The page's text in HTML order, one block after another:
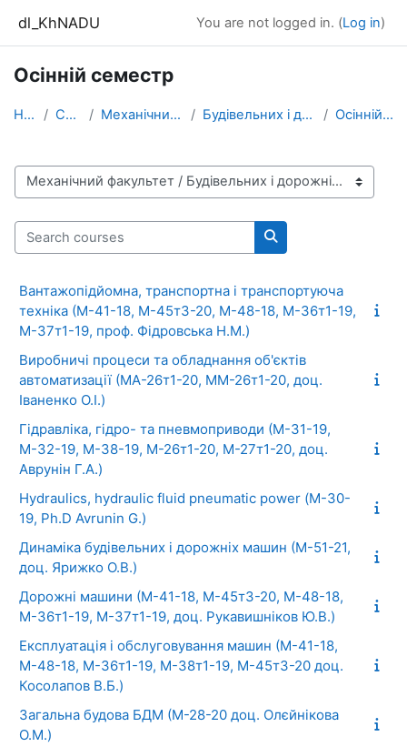
dl_KhNADU You are not logged in. (Log in)
Осінній семестр
Home Courses Механічний факультет Будівельних і дорожніх машин Осінній семестр
Course categories
Search courses
Search courses
Вантажопідйомна, транспортна і транспортуюча
техніка (М-41-18, М-45т3-20, М-48-18, М-36т1-19,
М-37т1-19, проф. Фідровська Н.М.)
Виробничі процеси та обладнання об'єктів
автоматизації (МА-26т1-20, ММ-26т1-20, доц.
Іваненко О.І.)
Гідравліка, гідро- та пневмоприводи (М-31-19,
М-32-19, М-38-19, М-26т1-20, М-27т1-20, доц.
Аврунін Г.А.)
Hydraulics, hydraulic fluid pneumatic power (М-30-
19, Ph.D Avrunin G.)
Динаміка будівельних і дорожніх машин (М-51-21,
доц. Ярижко О.В.)
Дорожні машини (М-41-18, М-45т3-20, М-48-18,
М-36т1-19, М-37т1-19, доц. Рукавишніков Ю.В.)
Експлуатація і обслуговування машин (М-41-18,
М-48-18, М-36т1-19, М-38т1-19, М-45т3-20 доц.
Косолапов В.Б.)
Загальна будова БДМ (М-28-20 доц. Олєйнікова
О.М.)